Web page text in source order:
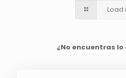
Load
¿No encuentras